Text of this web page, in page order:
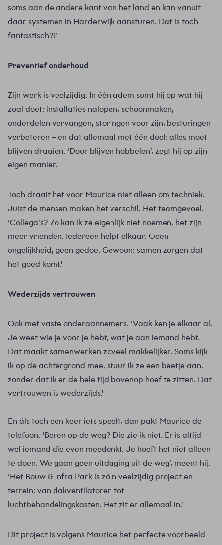
soms aan de andere kant van het land en kan vanuit
daar systemen in Harderwijk aansturen. Dat is toch
fantastisch?!’
Preventief onderhoud
Zijn werk is veelzijdig. In één adem somt hij op wat hij
zoal doet: installaties nalopen, schoonmaken,
onderdelen vervangen, storingen voor zijn, besturingen
verbeteren – en dat allemaal met één doel: alles moet
blijven draaien. ‘Door blijven hobbelen’, zegt hij op zijn
eigen manier.
Toch draait het voor Maurice niet alleen om techniek.
Juist de mensen maken het verschil. Het teamgevoel.
‘Collega’s? Zo kan ik ze eigenlijk niet noemen, het zijn
meer vrienden. Iedereen helpt elkaar. Geen
ongelijkheid, geen gedoe. Gewoon: samen zorgen dat
het goed komt.’
Wederzijds vertrouwen
Ook met vaste onderaannemers. ‘Vaak ken je elkaar al.
Je weet wie je voor je hebt, wat je aan iemand hebt.
Dat maakt samenwerken zoveel makkelijker. Soms kijk
ik op de achtergrond mee, stuur ik ze een beetje aan,
zonder dat ik er de hele tijd bovenop hoef te zitten. Dat
vertrouwen is wederzijds.’
En áls toch een keer iets speelt, dan pakt Maurice de
telefoon. ‘Beren op de weg? Die zie ik niet. Er is altijd
wel iemand die even meedenkt. Je hoeft het niet alleen
te doen. We gaan geen uitdaging uit de weg’, meent hij.
‘Het Bouw & Infra Park is zó’n veelzijdig project en
terrein: van dakventilatoren tot
luchtbehandelingskasten. Het zit er allemaal in.’
Dit project is volgens Maurice het perfecte voorbeeld